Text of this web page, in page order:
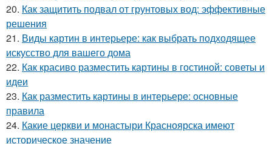
20. Как защитить подвал от грунтовых вод: эффективные
решения
21. Виды картин в интерьере: как выбрать подходящее
искусство для вашего дома
22. Как красиво разместить картины в гостиной: советы и
идеи
23. Как разместить картины в интерьере: основные
правила
24. Какие церкви и монастыри Красноярска имеют
историческое значение